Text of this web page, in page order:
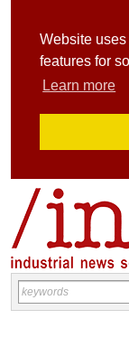
Website
features for
Learn more